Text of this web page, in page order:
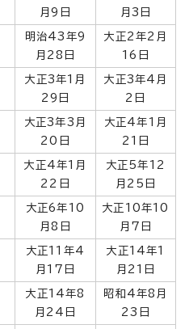
月9日
月3日
明治43年9
月28日
大正2年2月
16日
大正3年1月
29日
大正3年4月
2日
大正3年3月
20日
大正4年1月
21日
大正4年1月
22日
大正5年12
月25日
大正6年10
月8日
大正10年10
月7日
大正11年4
月17日
大正14年1
月21日
大正14年8
月24日
昭和4年8月
23日